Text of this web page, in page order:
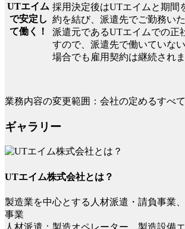
UTエイム
で安定し
て働く！
採用決定後はUTエイムと期間
約を結び、派遣先でご勤務いた
派遣元であるUTエイムでの正
すので、派遣先で働いていな
場合でも雇用契約は継続されま
業務内容の変更範囲：会社の定めるすべ
ギャラリー
UTエイム株式会社とは？
製造業を中心とする人材派遣・請負事業
事業
人材派遣：製造オペレーター、製造設備